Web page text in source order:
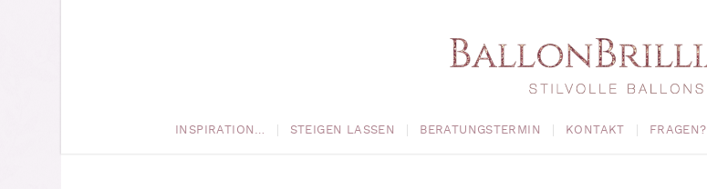
INSPIRATION… STEIGEN LASSEN BERATUNGSTERMIN KONTAKT FRAGEN?